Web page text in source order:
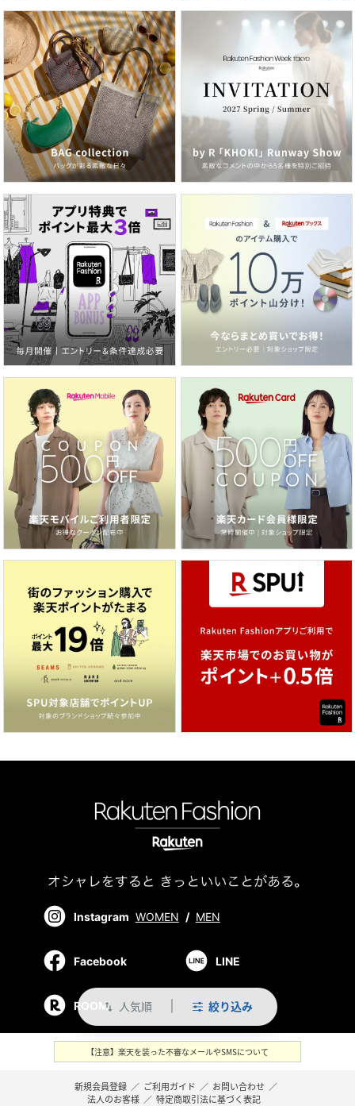
swap_vert 人気順 絞り込み
Instagram WOMEN / MEN
Facebook LINE
ROOM
【注意】楽天を装った不審なメールやSMSについて
新規会員登録 ／ ご利用ガイド ／ お問い合わせ ／
法人のお客様 ／ 特定商取引法に基づく表記